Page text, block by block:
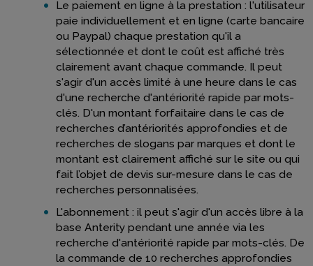
Le paiement en ligne à la prestation : l'utilisateur
paie individuellement et en ligne (carte bancaire
ou Paypal) chaque prestation qu'il a
sélectionnée et dont le coût est affiché très
clairement avant chaque commande. Il peut
s'agir d'un accès limité à une heure dans le cas
d'une recherche d'antériorité rapide par mots-
clés. D'un montant forfaitaire dans le cas de
recherches d’antériorités approfondies et de
recherches de slogans par marques et dont le
montant est clairement affiché sur le site ou qui
fait l’objet de devis sur-mesure dans le cas de
recherches personnalisées.
L'abonnement : il peut s'agir d'un accès libre à la
base Anterity pendant une année via les
recherche d'antériorité rapide par mots-clés. De
la commande de 10 recherches approfondies